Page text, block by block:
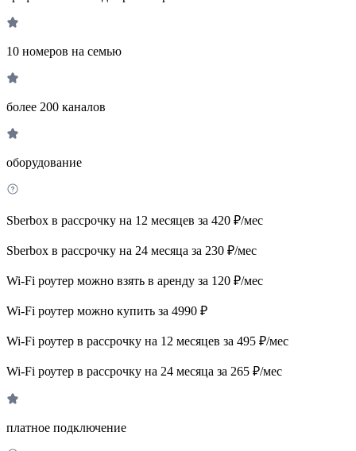
10 номеров на семью
более 200 каналов
оборудование
Sberbox в рассрочку на 12 месяцев за 420 ₽/мес
Sberbox в рассрочку на 24 месяца за 230 ₽/мес
Wi-Fi роутер можно взять в аренду за 120 ₽/мес
Wi-Fi роутер можно купить за 4990 ₽
Wi-Fi роутер в рассрочку на 12 месяцев за 495 ₽/мес
Wi-Fi роутер в рассрочку на 24 месяца за 265 ₽/мес
платное подключение